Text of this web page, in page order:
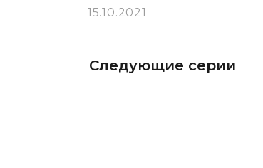
15.10.2021
Следующие серии